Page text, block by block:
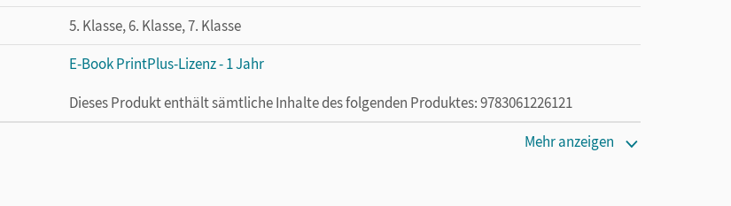
5. Klasse, 6. Klasse, 7. Klasse
E-Book PrintPlus-Lizenz - 1 Jahr
Dieses Produkt enthält sämtliche Inhalte des folgenden Produktes: 9783061226121
Mehr anzeigen